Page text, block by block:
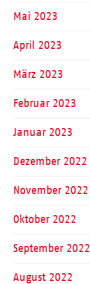
Mai 2023
April 2023
März 2023
Februar 2023
Januar 2023
Dezember 2022
November 2022
Oktober 2022
September 2022
August 2022